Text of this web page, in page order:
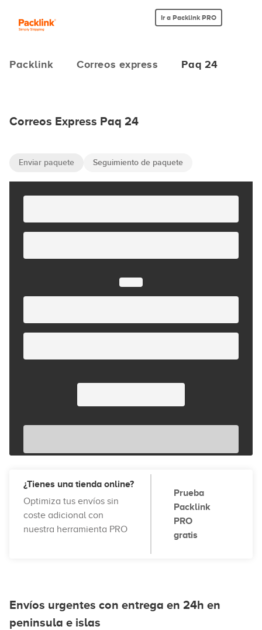
Ir a Packlink PRO
Packlink Correos express Paq 24
Correos Express Paq 24
Enviar paquete Seguimiento de paquete
¿Tienes una tienda online?
Optimiza tus envíos sin
coste adicional con
nuestra herramienta PRO
Prueba
Packlink
PRO
gratis
Envíos urgentes con entrega en 24h en
peninsula e islas